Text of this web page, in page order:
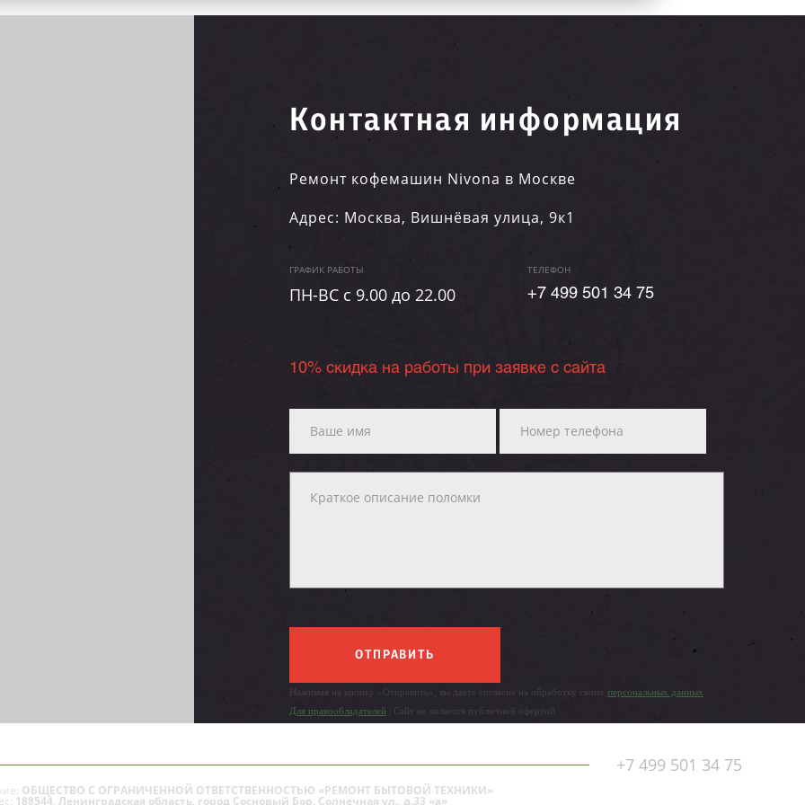
Контактная информация
Ремонт кофемашин Nivona в Москве
Адрес: Москва, Вишнёвая улица, 9к1
ГРАФИК РАБОТЫ
ПН-ВC c 9.00 до 22.00
ТЕЛЕФОН
+7 499 501 34 75
10% скидка на работы при заявке с сайта
ОТПРАВИТЬ
Нажимая на кнопку «Отправить», вы даете согласие на обработку своих персональных данных
Для правообладателей | Сайт не является публичной офертой.
+7 499 501 34 75
ОБЩЕСТВО С ОГРАНИЧЕННОЙ ОТВЕТСТВЕННОСТЬЮ «РЕМОНТ БЫТОВОЙ ТЕХНИКИ»
188544, Ленинградская область, город Сосновый Бор, Солнечная ул., д.33 «а»